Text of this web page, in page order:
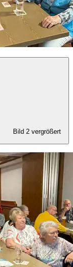
Bild 2 vergrößert